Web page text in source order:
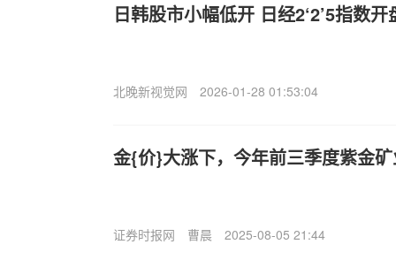
日韩股市小幅低开 日经2‘2’5指数
北晚新视觉网 2026-01-28 01:53:04
金{价}大涨下，今年前三季度紫金
证券时报网 曹晨 2025-08-05 21:44